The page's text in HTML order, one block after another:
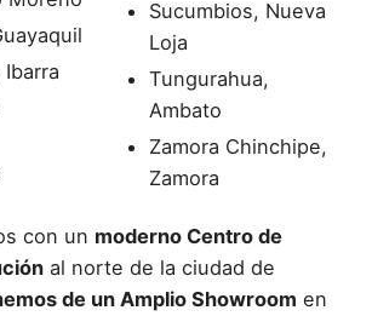
Ibarra
Sucumbios, Nueva
Loja
Tungurahua,
Ambato
Zamora Chinchipe,
Zamora
con un moderno Centro de
al norte de la ciudad de
de un Amplio Showroom en